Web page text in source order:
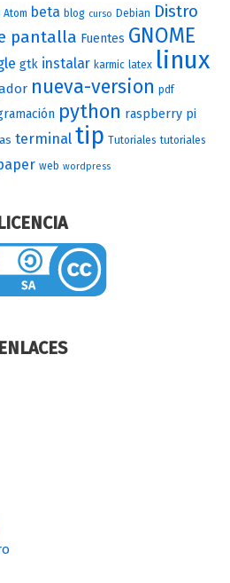
Atom beta blog curso Debian Distro
pantalla Fuentes GNOME
gtk instalar karmic latex linux
nueva-version pdf
python raspberry pi
terminal tip Tutoriales tutoriales
web wordpress
ENLACES